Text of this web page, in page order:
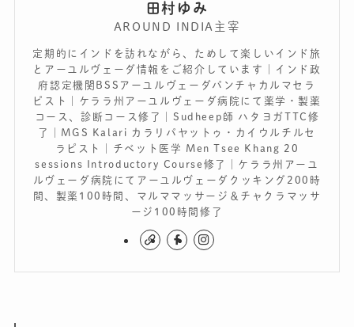
田村ゆみ
AROUND INDIA主宰
定期的にインドを訪れながら、ためして楽しいインド旅
とアーユルヴェーダ情報をご紹介しています｜インド政
府認定機関BSSアーユルヴェーダパンチャカルマセラ
ピスト｜ケララ州アーユルヴェーダ病院にて薬学・製薬
コース、診断コース修了｜Sudheep師 ハタヨガTTC修
了｜MGS Kalari カラリパヤットゥ・カイウルチルセ
ラピスト｜チベット医学 Men Tsee Khang 20
sessions Introductory Course修了｜ケララ州アーユ
ルヴェーダ病院にてアーユルヴェーダクッキング200時
間、製薬100時間、マルママッサージ＆チャクラマッサ
ージ100時間修了